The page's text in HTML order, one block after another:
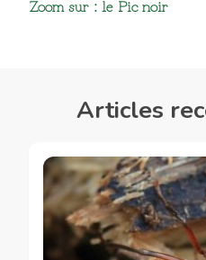
d’article
Zoom sur : le Pic noir
Articles